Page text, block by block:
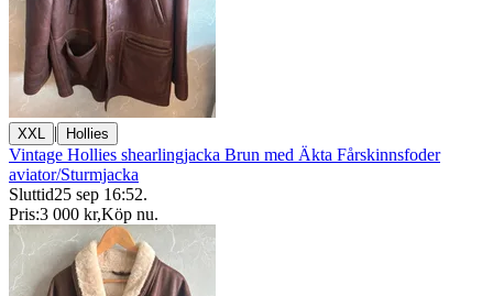
XXL | Hollies
Vintage Hollies shearlingjacka Brun med Äkta Fårskinnsfoder
aviator/Sturmjacka
Sluttid25 sep 16:52.
Pris:3 000 kr,Köp nu.